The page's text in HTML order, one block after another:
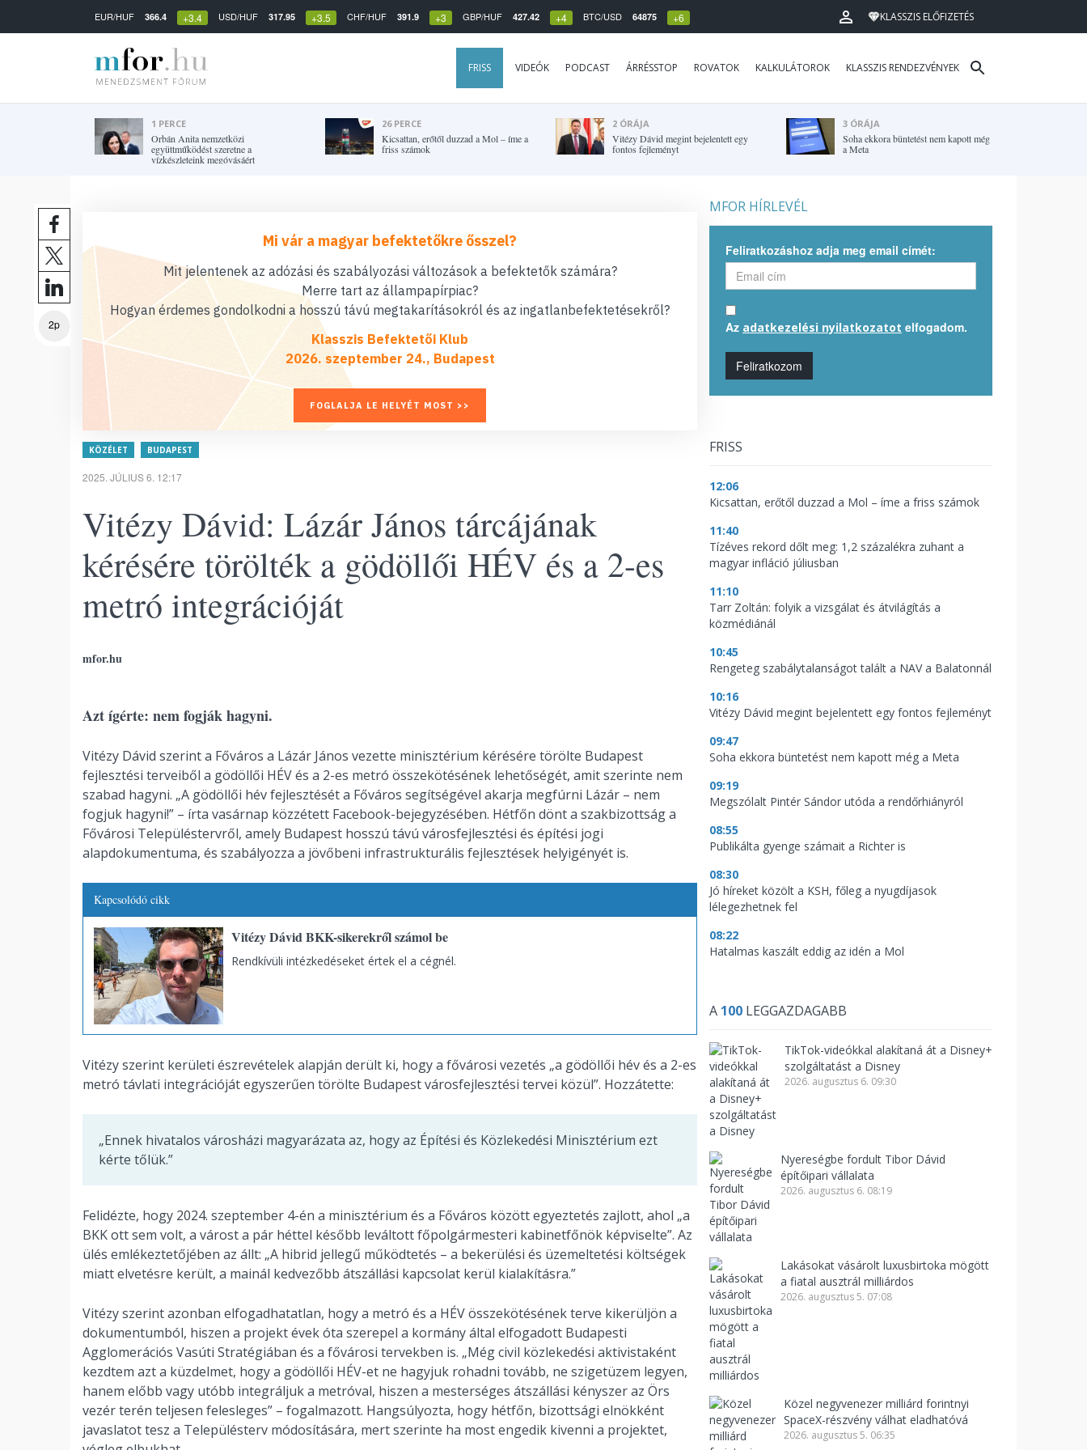
EUR/HUF 366.4 +3.4 USD/HUF 317.95 +3.5 CHF/HUF 391.9 +3 GBP/HUF 427.42 +4 BTC/USD 64875 +6 KLASSZIS ELŐFIZETÉS
FRISS VIDEÓK PODCAST ÁRRÉSSTOP ROVATOK KALKULÁTOROK KLASSZIS RENDEZVÉNYEK
1 PERCE
Orbán Anita nemzetközi
együttműködést szeretne a
vízkészleteink megóvásáért
26 PERCE
Kicsattan, erőtől duzzad a Mol – íme a
friss számok
2 ÓRÁJA
Vitézy Dávid megint bejelentett egy
fontos fejleményt
3 ÓRÁJA
Soha ekkora büntetést nem kapott még
a Meta
2p
Mi vár a magyar befektetőkre ősszel?
Mit jelentenek az adózási és szabályozási változások a befektetők számára?
Merre tart az állampapírpiac?
Hogyan érdemes gondolkodni a hosszú távú megtakarításokról és az ingatlanbefektetésekről?
Klasszis Befektetői Klub
2026. szeptember 24., Budapest
FOGLALJA LE HELYÉT MOST >>
KÖZÉLET BUDAPEST
2025. JÚLIUS 6. 12:17
Vitézy Dávid: Lázár János tárcájának
kérésére törölték a gödöllői HÉV és a 2-es
metró integrációját
mfor.hu
Azt ígérte: nem fogják hagyni.
Vitézy Dávid szerint a Főváros a Lázár János vezette minisztérium kérésére törölte Budapest
fejlesztési terveiből a gödöllői HÉV és a 2-es metró összekötésének lehetőségét, amit szerinte nem
szabad hagyni. „A gödöllői hév fejlesztését a Főváros segítségével akarja megfúrni Lázár – nem
fogjuk hagyni!” – írta vasárnap közzétett Facebook-bejegyzésében. Hétfőn dönt a szakbizottság a
Fővárosi Településtervről, amely Budapest hosszú távú városfejlesztési és építési jogi
alapdokumentuma, és szabályozza a jövőbeni infrastrukturális fejlesztések helyigényét is.
Kapcsolódó cikk
Vitézy Dávid BKK-sikerekről számol be
Rendkívüli intézkedéseket értek el a cégnél.
Vitézy szerint kerületi észrevételek alapján derült ki, hogy a fővárosi vezetés „a gödöllői hév és a 2-es
metró távlati integrációját egyszerűen törölte Budapest városfejlesztési tervei közül”. Hozzátette:
„Ennek hivatalos városházi magyarázata az, hogy az Építési és Közlekedési Minisztérium ezt
kérte tőlük.”
Felidézte, hogy 2024. szeptember 4-én a minisztérium és a Főváros között egyeztetés zajlott, ahol „a
BKK ott sem volt, a várost a pár héttel később leváltott főpolgármesteri kabinetfőnök képviselte”. Az
ülés emlékeztetőjében az állt: „A hibrid jellegű működtetés – a bekerülési és üzemeltetési költségek
miatt elvetésre került, a mainál kedvezőbb átszállási kapcsolat kerül kialakításra.”
Vitézy szerint azonban elfogadhatatlan, hogy a metró és a HÉV összekötésének terve kikerüljön a
dokumentumból, hiszen a projekt évek óta szerepel a kormány által elfogadott Budapesti
Agglomerációs Vasúti Stratégiában és a fővárosi tervekben is. „Még civil közlekedési aktivistaként
kezdtem azt a küzdelmet, hogy a gödöllői HÉV-et ne hagyjuk rohadni tovább, ne szigetüzem legyen,
hanem előbb vagy utóbb integráljuk a metróval, hiszen a mesterséges átszállási kényszer az Örs
vezér terén teljesen felesleges” – fogalmazott. Hangsúlyozta, hogy hétfőn, bizottsági elnökként
javaslatot tesz a Településterv módosítására, mert szerinte ha most engedik kivenni a projektet,
MFOR HÍRLEVÉL
Feliratkozáshoz adja meg email címét:
Az adatkezelési nyilatkozatot elfogadom.
Feliratkozom
FRISS
12:06
Kicsattan, erőtől duzzad a Mol – íme a friss számok
11:40
Tízéves rekord dőlt meg: 1,2 százalékra zuhant a
magyar infláció júliusban
11:10
Tarr Zoltán: folyik a vizsgálat és átvilágítás a
közmédiánál
10:45
Rengeteg szabálytalanságot talált a NAV a Balatonnál
10:16
Vitézy Dávid megint bejelentett egy fontos fejleményt
09:47
Soha ekkora büntetést nem kapott még a Meta
09:19
Megszólalt Pintér Sándor utóda a rendőrhiányról
08:55
Publikálta gyenge számait a Richter is
08:30
Jó híreket közölt a KSH, főleg a nyugdíjasok
lélegezhetnek fel
08:22
Hatalmas kaszált eddig az idén a Mol
A 100 LEGGAZDAGABB
TikTok-videókkal alakítaná át a Disney+
szolgáltatást a Disney
2026. augusztus 6. 09:30
Nyereségbe fordult Tibor Dávid
építőipari vállalata
2026. augusztus 6. 08:19
Lakásokat vásárolt luxusbirtoka mögött
a fiatal ausztrál milliárdos
2026. augusztus 5. 07:08
Közel negyvenezer milliárd forintnyi
SpaceX-részvény válhat eladhatóvá
2026. augusztus 5. 06:35